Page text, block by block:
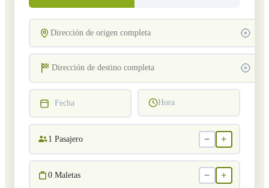
Fecha Hora
1 Pasajero − +
0 Maletas − +